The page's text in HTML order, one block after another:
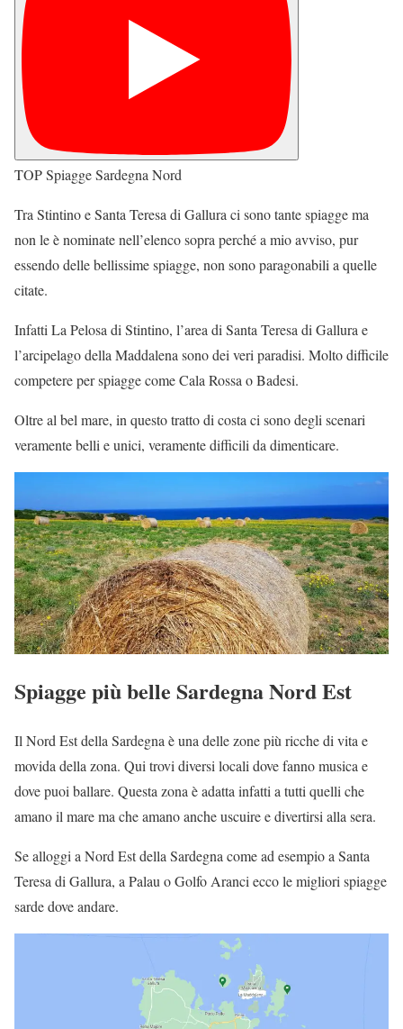
TOP Spiagge Sardegna Nord
Tra Stintino e Santa Teresa di Gallura ci sono tante spiagge ma
non le è nominate nell’elenco sopra perché a mio avviso, pur
essendo delle bellissime spiagge, non sono paragonabili a quelle
citate.
Infatti La Pelosa di Stintino, l’area di Santa Teresa di Gallura e
l’arcipelago della Maddalena sono dei veri paradisi. Molto difficile
competere per spiagge come Cala Rossa o Badesi.
Oltre al bel mare, in questo tratto di costa ci sono degli scenari
veramente belli e unici, veramente difficili da dimenticare.
Spiagge più belle Sardegna Nord Est
Il Nord Est della Sardegna è una delle zone più ricche di vita e
movida della zona. Qui trovi diversi locali dove fanno musica e
dove puoi ballare. Questa zona è adatta infatti a tutti quelli che
amano il mare ma che amano anche uscuire e divertirsi alla sera.
Se alloggi a Nord Est della Sardegna come ad esempio a Santa
Teresa di Gallura, a Palau o Golfo Aranci ecco le migliori spiagge
sarde dove andare.